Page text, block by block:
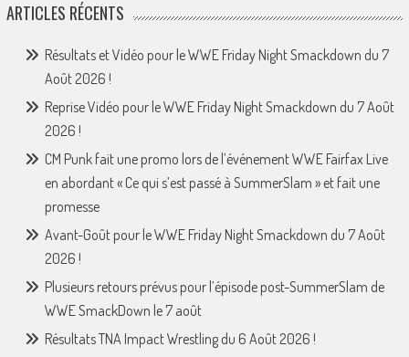
ARTICLES RÉCENTS
Résultats et Vidéo pour le WWE Friday Night Smackdown du 7
Août 2026 !
Reprise Vidéo pour le WWE Friday Night Smackdown du 7 Août
2026 !
CM Punk fait une promo lors de l’événement WWE Fairfax Live
en abordant « Ce qui s’est passé à SummerSlam » et fait une
promesse
Avant-Goût pour le WWE Friday Night Smackdown du 7 Août
2026 !
Plusieurs retours prévus pour l’épisode post-SummerSlam de
WWE SmackDown le 7 août
Résultats TNA Impact Wrestling du 6 Août 2026 !